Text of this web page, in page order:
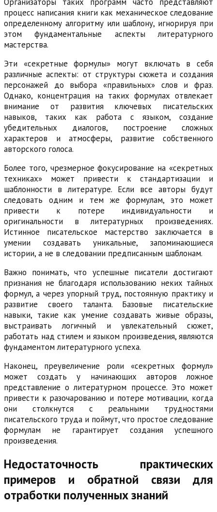
процесс написания книги как механическое следование
определенному алгоритму или шаблону, игнорируя при
этом фундаментальные аспекты литературного
мастерства.
Эти «секретные формулы» могут включать в себя
различные аспекты: от структуры сюжета и создания
персонажей до выбора «правильных» слов и фраз.
Однако, концентрация на таких формулах отвлекает
внимание от развития ключевых писательских
навыков, таких как работа с языком, создание
убедительных диалогов, построение сложных
характеров и атмосферы, развитие собственного
авторского голоса.
Более того, чрезмерное фокусирование на «секретных
техниках» может привести к стандартизации и
шаблонности в литературе. Если все авторы будут
следовать одним и тем же формулам, это может
привести к потере индивидуальности и
оригинальности в литературных произведениях.
Истинное писательское мастерство заключается в
умении создавать уникальные, запоминающиеся
истории, а не в следовании предписанным шаблонам.
Важно понимать, что успешные писатели достигают
признания не благодаря использованию неких тайных
формул, а через упорный труд, постоянную практику и
развитие своего таланта. Базовые писательские
навыки, такие как умение создавать живые образы,
выстраивать логичный и увлекательный сюжет,
работать над стилем и языком произведения, являются
фундаментом литературного успеха.
Наконец, преувеличение роли «секретных формул»
может создать у начинающих авторов ложное
представление о литературном процессе. Это может
привести к разочарованию и потере мотивации, когда
они столкнутся с реальными трудностями
писательского труда и поймут, что простое следование
формулам не гарантирует создания успешного
произведения.
Недостаточность практических
примеров и обратной связи для
отработки полученных знаний